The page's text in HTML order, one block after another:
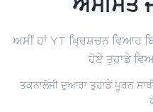
ਅਸੀਂ ਹਾਂ YT ਖ੍ਰਿਸ਼ਚਨ ਵਿਆਹ
ਹੋਏ ਤੁਹਾਡੇ
ਤਕਨਾਲੋਜੀ ਦੁਆਰਾ ਤੁਹਾਡੇ ਪੂਰਨ